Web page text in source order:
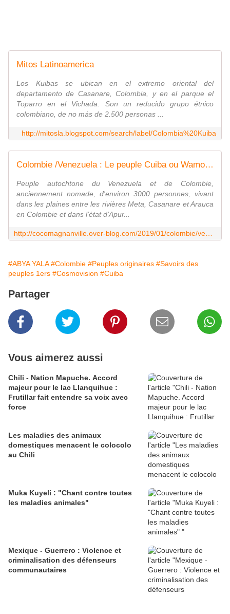
Mitos Latinoamerica
Los Kuibas se ubican en el extremo oriental del
departamento de Casanare, Colombia, y en el parque el
Toparro en el Vichada. Son un reducido grupo étnico
colombiano, de no más de 2.500 personas ...
http://mitosla.blogspot.com/search/label/Colombia%20Kuiba
Colombie /Venezuela : Le peuple Cuiba ou Wamomae - coco Magnanville
Peuple autochtone du Venezuela et de Colombie,
anciennement nomade, d'environ 3000 personnes, vivant
dans les plaines entre les rivières Meta, Casanare et Arauca
en Colombie et dans l'état d'Apur...
#ABYA YALA #Colombie #Peuples originaires #Savoirs des
peuples 1ers #Cosmovision #Cuiba
Partager
Vous aimerez aussi
Chili - Nation Mapuche. Accord
majeur pour le lac Llanquihue :
Frutillar fait entendre sa voix avec
force
Les maladies des animaux
domestiques menacent le colocolo
au Chili
Muka Kuyeli : "Chant contre toutes
les maladies animales"
Mexique - Guerrero : Violence et
criminalisation des défenseurs
communautaires